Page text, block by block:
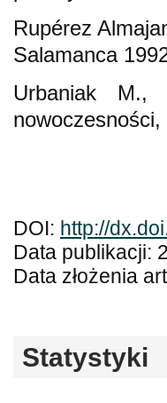
Rupérez
Salamanca
Urbaniak
DOI: http://
Data publikacji:
Data złożenia
Statystyki